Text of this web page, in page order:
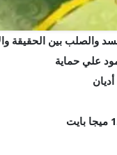
والصلب بين الحقيقة
علي حماية